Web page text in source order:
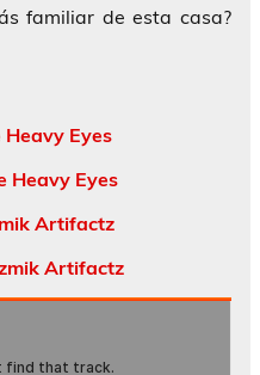
familiar de esta casa?
Heavy Eyes
Heavy Eyes
Artifactz
Artifactz